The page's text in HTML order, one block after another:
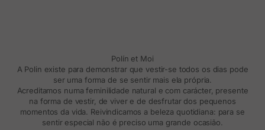
Polín et Moi
A Polin existe para demonstrar que vestir-se todos os dias pode
ser uma forma de se sentir mais ela própria.
Acreditamos numa feminilidade natural e com carácter, presente
na forma de vestir, de viver e de desfrutar dos pequenos
momentos da vida. Reivindicamos a beleza quotidiana: para se
sentir especial não é preciso uma grande ocasião.